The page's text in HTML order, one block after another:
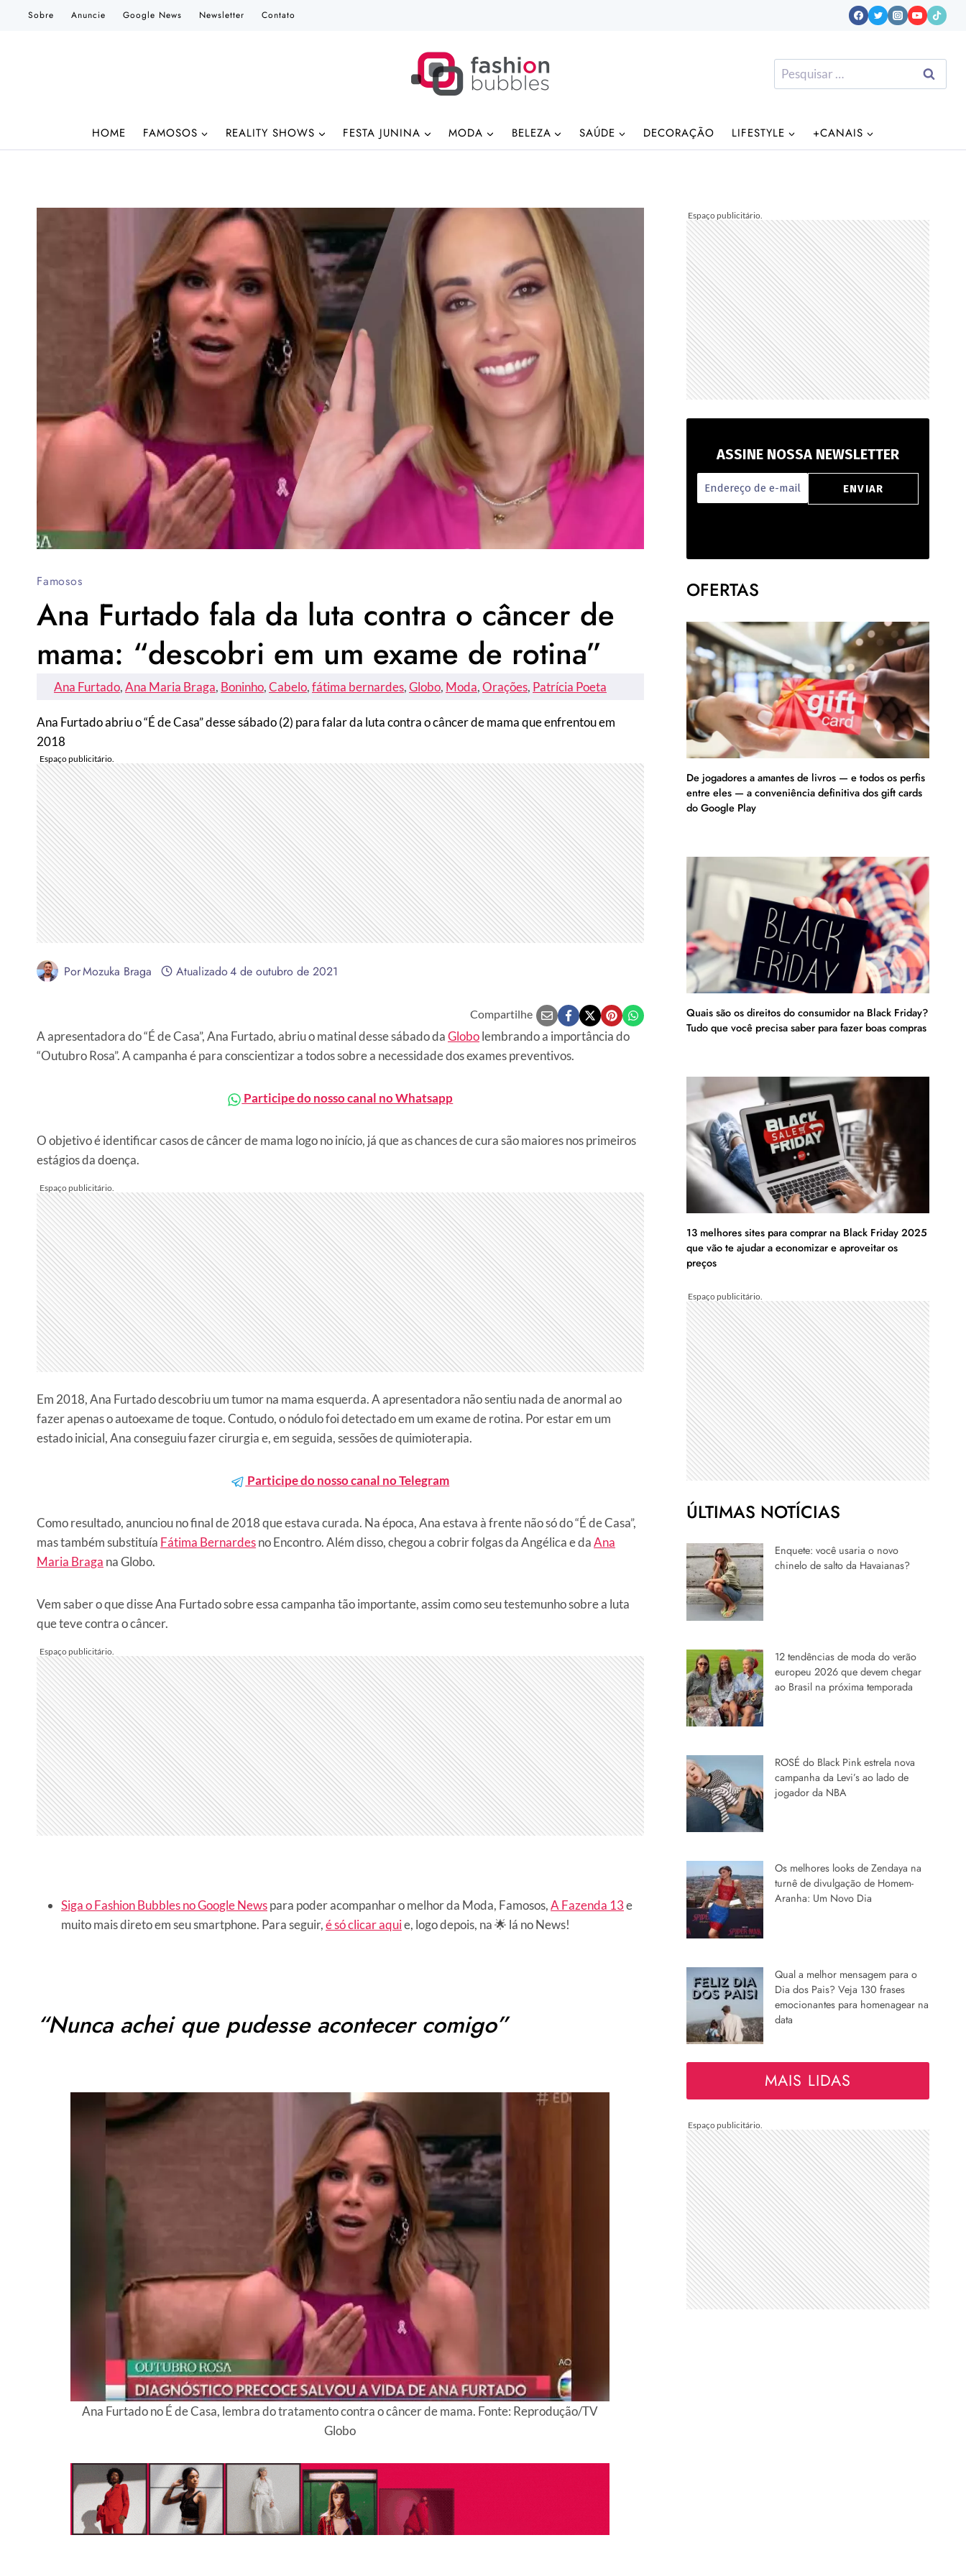
Sobre Anuncie Google News Newsletter Contato
Pesquisar
por:
HOME FAMOSOS REALITY SHOWS FESTA JUNINA MODA BELEZA SAÚDE DECORAÇÃO LIFESTYLE +CANAIS
Famosos
Ana Furtado fala da luta contra o câncer de
mama: “descobri em um exame de rotina”
Ana Furtado, Ana Maria Braga, Boninho, Cabelo, fátima bernardes, Globo, Moda, Orações, Patrícia Poeta
Ana Furtado abriu o “É de Casa” desse sábado (2) para falar da luta contra o câncer de mama que enfrentou em
2018
PorMozuka Braga Atualizado4 de outubro de 2021
Compartilhe
A apresentadora do “É de Casa”, Ana Furtado, abriu o matinal desse sábado daGlobolembrando a importância do
“Outubro Rosa”. A campanha é para conscientizar a todos sobre a necessidade dos exames preventivos.
Participe do nosso canal no Whatsapp
O objetivo é identificar casos de câncer de mama logo no início, já que as chances de cura são maiores nos primeiros
estágios da doença.
Em 2018, Ana Furtado descobriu um tumor na mama esquerda. A apresentadora não sentiu nada de anormal ao
fazer apenas o autoexame de toque. Contudo, o nódulo foi detectado em um exame de rotina. Por estar em um
estado inicial, Ana conseguiu fazer cirurgia e, em seguida, sessões de quimioterapia.
Participe do nosso canal no Telegram
Como resultado, anunciou no final de 2018 que estava curada. Na época, Ana estava à frente não só do “É de Casa”,
mas também substituía Fátima Bernardesno Encontro. Além disso, chegou a cobrir folgas da Angélica e daAna
Maria Braga na Globo.
Vem saber o que disse Ana Furtado sobre essa campanha tão importante, assim como seu testemunho sobre a luta
que teve contra o câncer.
Siga o Fashion Bubbles no Google Newspara poder acompanhar o melhor da Moda, Famosos,A Fazenda 13e
muito mais direto em seu smartphone. Para seguir,é só clicar aquie, logo depois, na 🌟 lá no News!
“Nunca achei que pudesse acontecer comigo”
Ana Furtado no É de Casa, lembra do tratamento contra o câncer de mama. Fonte: Reprodução/TV
Globo
ASSINE NOSSA NEWSLETTER
OFERTAS
De jogadores a amantes de livros — e todos os perfis
entre eles — a conveniência definitiva dos gift cards
do Google Play
Quais são os direitos do consumidor na Black Friday?
Tudo que você precisa saber para fazer boas compras
13 melhores sites para comprar na Black Friday 2025
que vão te ajudar a economizar e aproveitar os
preços
ÚLTIMAS NOTÍCIAS
Enquete: você usaria o novo
chinelo de salto da Havaianas?
12 tendências de moda do verão
europeu 2026 que devem chegar
ao Brasil na próxima temporada
ROSÉ do Black Pink estrela nova
campanha da Levi’s ao lado de
jogador da NBA
Os melhores looks de Zendaya na
turnê de divulgação de Homem-
Aranha: Um Novo Dia
Qual a melhor mensagem para o
Dia dos Pais? Veja 130 frases
emocionantes para homenagear na
data
MAIS LIDAS